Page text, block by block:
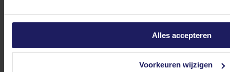
Alles accepteren
Voorkeuren wijzigen
Meld je aan voor onze nieuwsbrief!